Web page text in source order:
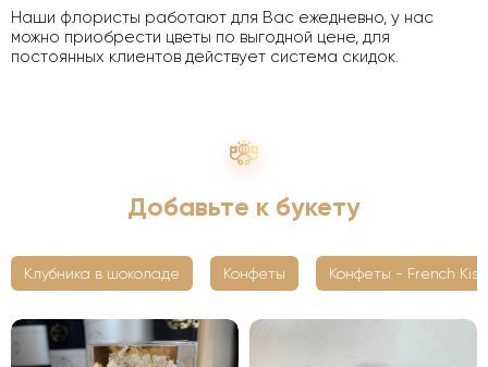
Наши флористы работают для Вас ежедневно, у нас
можно приобрести цветы по выгодной цене, для
постоянных клиентов действует система скидок.
Добавьте к букету
Клубника в шоколаде Конфеты Конфеты - French Kiss